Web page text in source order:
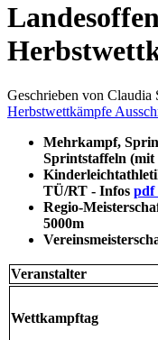
Geschrieben von Claudia
Herbstwettkämpfe
Mehrkampf,
Sprintstaffeln (mit
TÜ/RT - Infos pdf
Regio-
5000m
Veranstalter
Wettkampftag